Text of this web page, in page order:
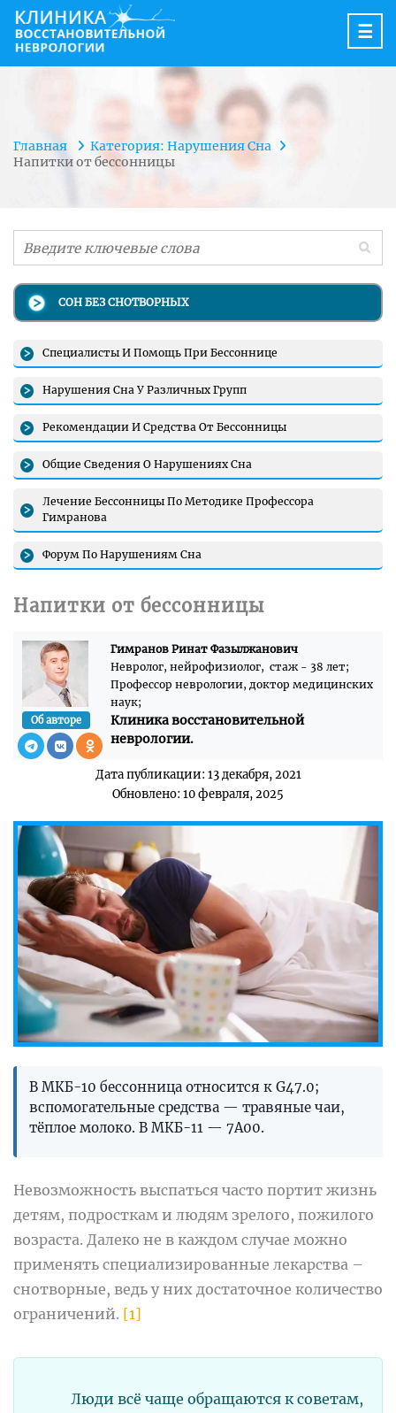
☰
Главная
Категория: Нарушения Сна
Напитки от бессонницы
Напитки от бессонницы
Гимранов Ринат Фазылжанович
Невролог, нейрофизиолог, стаж - 38 лет;
Профессор неврологии, доктор медицинских
наук;
Клиника восстановительной
неврологии.
Об авторе
Дата публикации: 13 декабря, 2021
Обновлено: 10 февраля, 2025
В МКБ-10 бессонница относится к G47.0;
вспомогательные средства — травяные чаи,
тёплое молоко. В МКБ-11 — 7A00.
Невозможность выспаться часто портит жизнь
детям, подросткам и людям зрелого, пожилого
возраста. Далеко не в каждом случае можно
применять специализированные лекарства –
снотворные, ведь у них достаточное количество
ограничений. [1]
Люди всё чаще обращаются к советам,
СОН БЕЗ СНОТВОРНЫХ
Специалисты И Помощь При Бессоннице
Нарушения Сна У Различных Групп
Рекомендации И Средства От Бессонницы
Общие Сведения О Нарушениях Сна
Лечение Бессонницы По Методике Профессора
Гимранова
Форум По Нарушениям Сна